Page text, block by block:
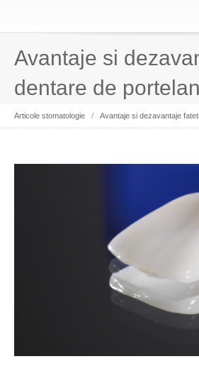
Avantaje si
dentare de portelan
Articole stomatologie / Avantaje si dezavantaje